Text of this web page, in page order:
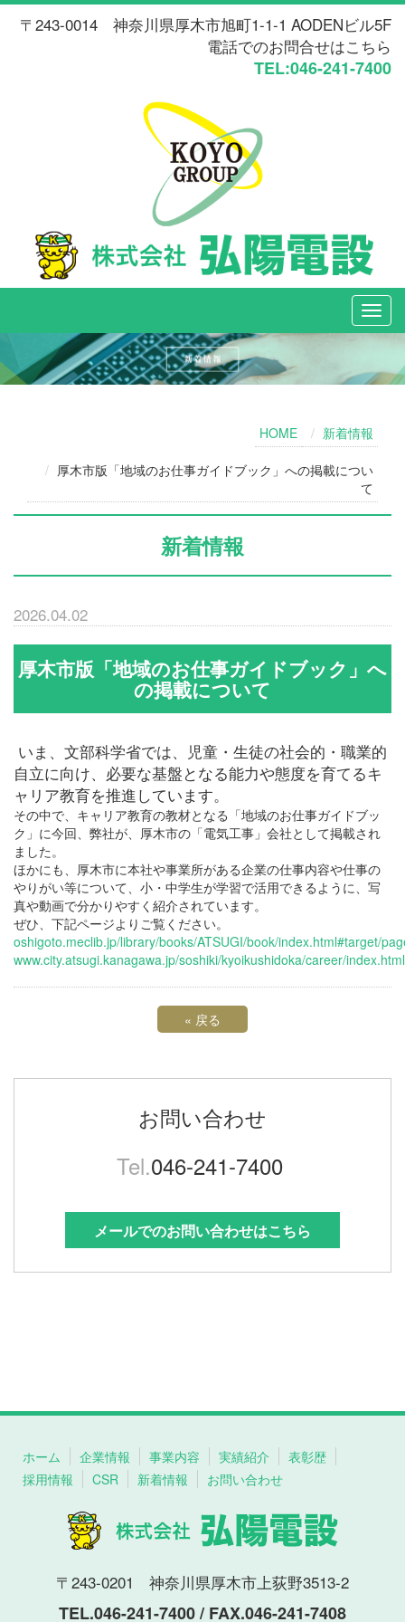
〒243-0014 神奈川県厚木市旭町1-1-1 AODENビル5F
電話でのお問合せはこちら
TEL:046-241-7400
HOME 新着情報
厚木市版「地域のお仕事ガイドブック」への掲載につい
て
新着情報
2026.04.02
厚木市版「地域のお仕事ガイドブック」へ
の掲載について
いま、文部科学省では、児童・生徒の社会的・職業的
自立に向け、必要な基盤となる能力や態度を育てるキ
ャリア教育を推進しています。
その中で、キャリア教育の教材となる「地域のお仕事ガイドブッ
ク」に今回、弊社が、厚木市の「電気工事」会社として掲載され
ました。
ほかにも、厚木市に本社や事業所がある企業の仕事内容や仕事の
やりがい等について、小・中学生が学習で活用できるように、写
真や動画で分かりやすく紹介されています。
ぜひ、下記ページよりご覧ください。
oshigoto.meclib.jp/library/books/ATSUGI/book/index.html#target/
www.city.atsugi.kanagawa.jp/soshiki/kyoikushidoka/career/index.html
« 戻る
お問い合わせ
Tel.046-241-7400
メールでのお問い合わせはこちら
ホーム 企業情報 事業内容 実績紹介
表彰歴
採用情報
CSR 新着情報 お問い合わせ
〒243-0201 神奈川県厚木市上荻野3513-2
TEL.046-241-7400 / FAX.046-241-7408